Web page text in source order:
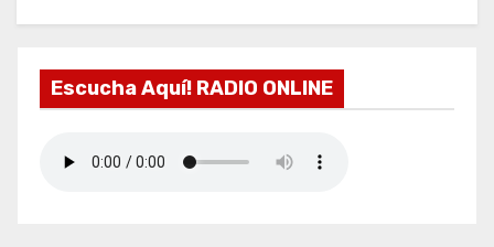
Escucha Aquí! RADIO ONLINE